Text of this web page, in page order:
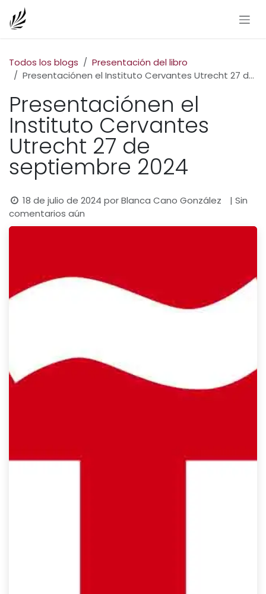
Ir al contenido
Todos los blogs
Presentación del libro
Presentaciónen el Instituto Cervantes Utrecht 27 de septiembre 2024
Presentaciónen el
Instituto Cervantes
Utrecht 27 de
septiembre 2024
18 de julio de 2024 porBlanca Cano González
| Sin
comentarios aún